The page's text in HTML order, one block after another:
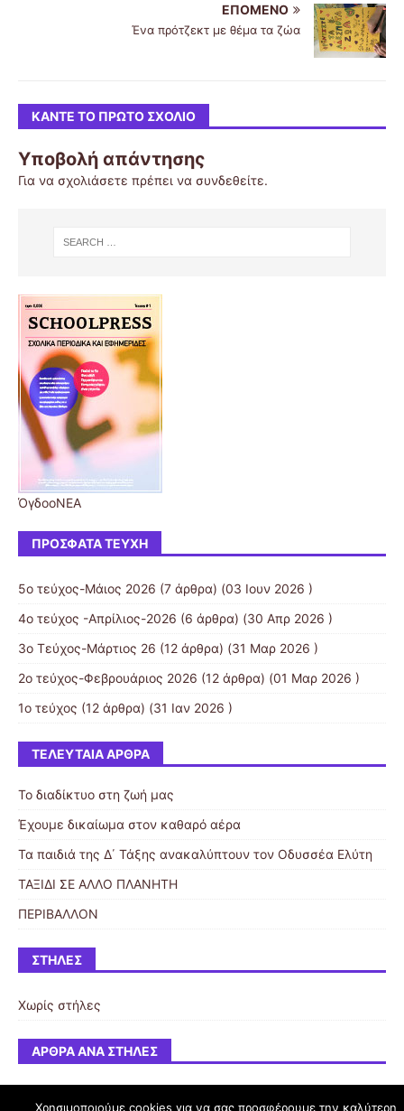
ΕΠΌΜΕΝΟ
Ένα πρότζεκτ με θέμα τα ζώα
ΚΆΝΤΕ ΤΟ ΠΡΏΤΟ ΣΧΌΛΙΟ
Υποβολή απάντησης
Για να σχολιάσετε πρέπει να συνδεθείτε.
ΌγδοοΝΕΑ
ΠΡΌΣΦΑΤΑ ΤΕΎΧΗ
5o τεύχος-Μάιος 2026 (7 άρθρα) (03 Ιουν 2026 )
4ο τεύχος -Απρίλιος-2026 (6 άρθρα) (30 Απρ 2026 )
3ο Τεύχος-Μάρτιος 26 (12 άρθρα) (31 Μαρ 2026 )
2o τεύχος-Φεβρουάριος 2026 (12 άρθρα) (01 Μαρ 2026 )
1ο τεύχος (12 άρθρα) (31 Ιαν 2026 )
ΤΕΛΕΥΤΑΊΑ ΆΡΘΡΑ
Το διαδίκτυο στη ζωή μας
Έχουμε δικαίωμα στον καθαρό αέρα
Τα παιδιά της Δ΄ Τάξης ανακαλύπτουν τον Οδυσσέα Ελύτη
ΤΑΞΙΔΙ ΣΕ ΑΛΛΟ ΠΛΑΝΗΤΗ
ΠΕΡΙΒΑΛΛΟΝ
ΣΤΉΛΕΣ
Χωρίς στήλες
ΆΡΘΡΑ ΑΝΆ ΣΤΉΛΕΣ
Χρησιμοποιούμε cookies για να σας προσφέρουμε την καλύτερη